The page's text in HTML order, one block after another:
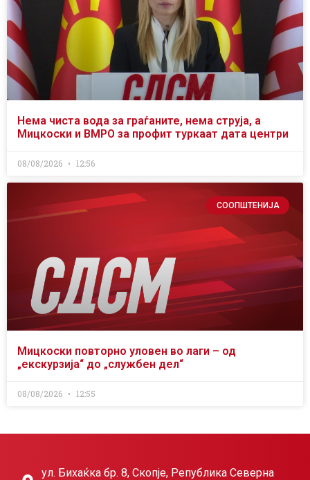
Нема чиста вода за граѓаните, нема струја, а
Мицкоски и ВМРО за профит туркаат дата центри
08/08/2026 12:56
СООПШТЕНИЈА
Мицкоски повторно уловен во лаги – од
„екскурзија“ до „службен дел“
08/08/2026 12:55
ул. Бихаќка бр. 8, Скопје, Република Северна